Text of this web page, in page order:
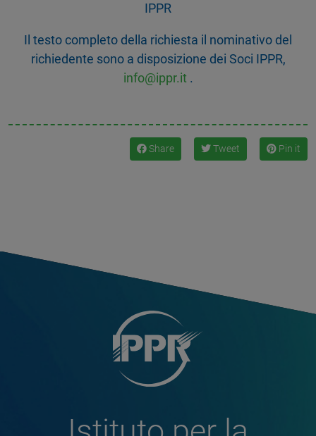
IPPR
Il testo completo della richiesta il nominativo del
richiedente sono a disposizione dei Soci IPPR,
info@ippr.it .
Share Tweet Pin it